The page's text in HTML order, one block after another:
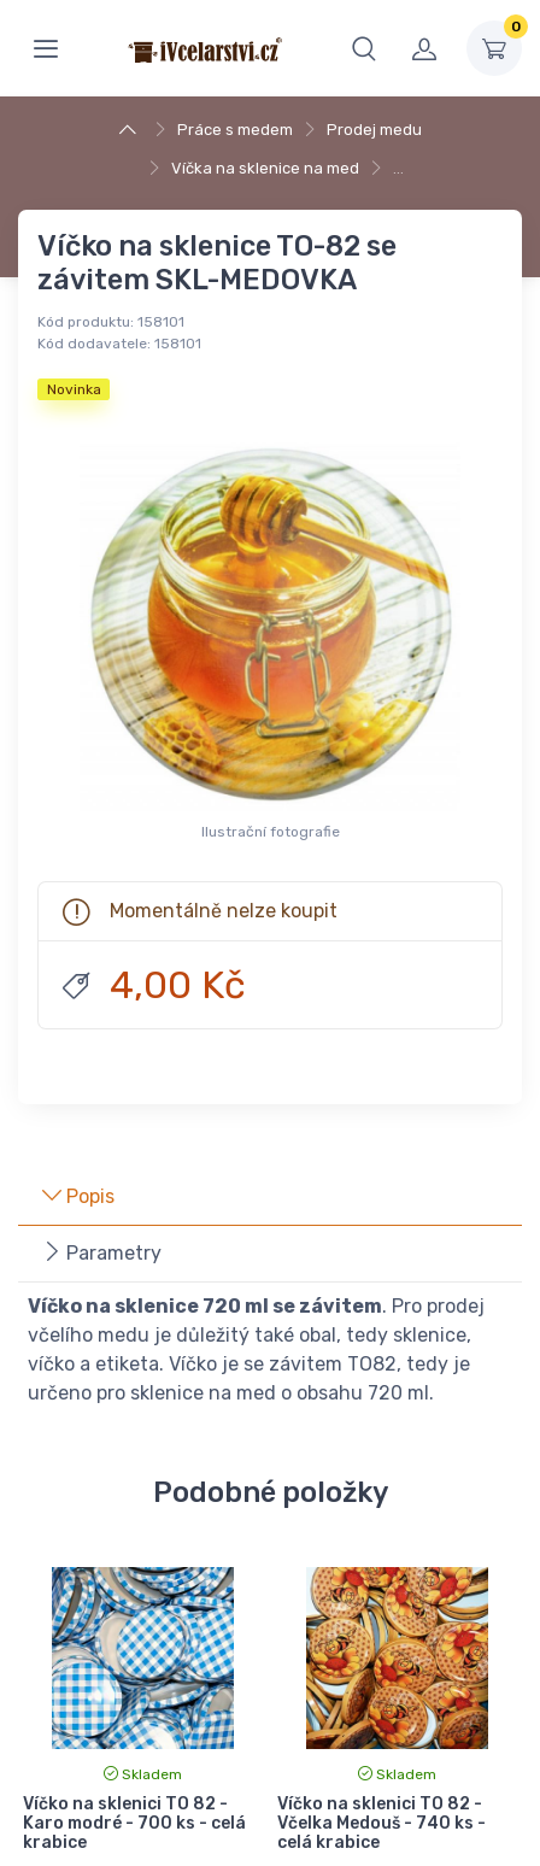
0
Práce s medem Prodej medu
Víčka na sklenice na med …
Víčko na sklenice TO-82 se
závitem SKL-MEDOVKA
Kód produktu: 158101
Kód dodavatele: 158101
Novinka
Ilustrační fotografie
Momentálně nelze koupit
4,00 Kč
Popis
Parametry
Víčko na sklenice 720 ml se závitem. Pro prodej
včelího medu je důležitý také obal, tedy sklenice,
víčko a etiketa. Víčko je se závitem TO82, tedy je
určeno pro sklenice na med o obsahu 720 ml.
Podobné položky
Skladem
Víčko na sklenici TO 82 -
Karo modré - 700 ks - celá
krabice
Skladem
Víčko na sklenici TO 82 -
Včelka Medouš - 740 ks -
celá krabice